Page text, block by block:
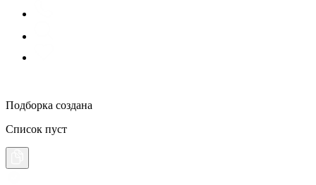
Подборка создана
Список пуст